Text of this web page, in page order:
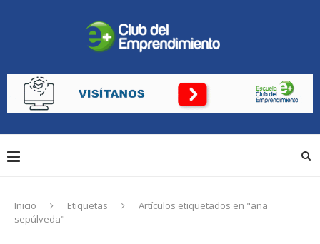
Inicio Etiquetas
Artículos etiquetados en "ana
sepúlveda"